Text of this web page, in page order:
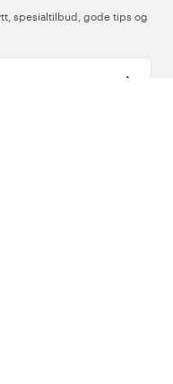
spesialtilbud, gode tips og